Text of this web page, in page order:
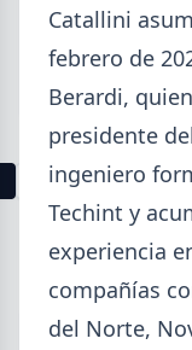
La producción
acumulado
3 4 5
Buscar
Catallini
febrero de
Berardi,
presidente
ingeniero
Techint y
experiencia
compañías
del Norte,